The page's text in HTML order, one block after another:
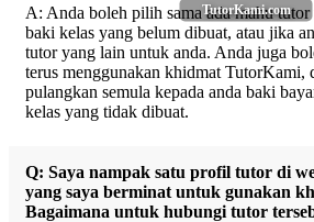
TutorKami.com
A: Anda boleh pilih sama ada mahu
baki kelas yang belum dibuat, atau jika
tutor yang lain untuk anda. Anda juga
terus menggunakan khidmat TutorKami,
pulangkan semula kepada anda baki
kelas yang tidak dibuat.
Q: Saya nampak satu profil tutor di
yang saya berminat untuk gunakan
Bagaimana untuk hubungi tutor